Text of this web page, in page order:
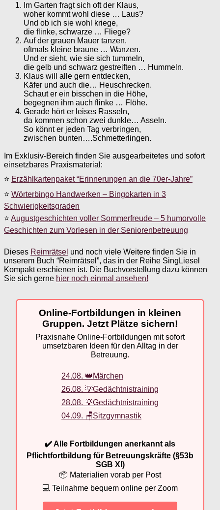
Im Garten fragt sich oft der Klaus,
woher kommt wohl diese … Laus?
Und ob ich sie wohl kriege,
die flinke, schwarze … Fliege?
Auf der grauen Mauer tanzen,
oftmals kleine braune … Wanzen.
Und er sieht, wie sie sich tummeln,
die gelb und schwarz gestreiften … Hummeln.
Klaus will alle gern entdecken,
Käfer und auch die… Heuschrecken.
Schaut er ein bisschen in die Höhe,
begegnen ihm auch flinke … Flöhe.
Gerade hört er leises Rasseln,
da kommen schon zwei dunkle… Asseln.
So könnt er jeden Tag verbringen,
zwischen bunten….Schmetterlingen.
Im Exklusiv-Bereich finden Sie ausgearbeitetes und sofort
einsetzbares Praxismaterial:
⭐ Erzählkartenpaket “Erinnerungen an die 70er-Jahre”
⭐ Wörterbingo Handwerken – Bingokarten in 3
Schwierigkeitsgraden
⭐ Augustgeschichten voller Sommerfreude – 5 humorvolle
Geschichten zum Vorlesen in der Seniorenbetreuung
Dieses Reimrätsel und noch viele Weitere finden Sie in
unserem Buch “Reimrätsel”, das in der Reihe SingLiesel
Kompakt erschienen ist. Die Buchvorstellung dazu können
Sie sich gerne hier noch einmal ansehen!
Online-Fortbildungen in kleinen
Gruppen. Jetzt Plätze sichern!
Praxisnahe Online-Fortbildungen mit sofort
umsetzbaren Ideen für den Alltag in der
Betreuung.
24.08. 👑Märchen
26.08. 💡Gedächtnistraining
28.08. 💡Gedächtnistraining
04.09. 🪑Sitzgymnastik
✔️ Alle Fortbildungen anerkannt als
Pflichtfortbildung für Betreuungskräfte (§53b
SGB XI)
📦 Materialien vorab per Post
💻 Teilnahme bequem online per Zoom